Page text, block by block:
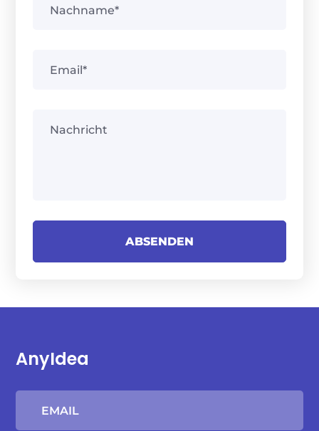
AnyIdea